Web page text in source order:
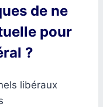
de ne
pour
?
libéraux